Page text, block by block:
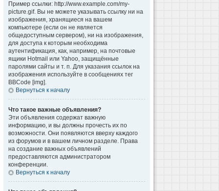
Пример ссылки: http://www.example.com/my-
picture.gif. Вы не можете указывать ссылку ни на
изображения, хранящиеся на вашем
компьютере (если он не является
общедоступным сервером), ни на изображения,
для доступа к которым необходима
аутентификация, как, например, на почтовые
ящики Hotmail или Yahoo, защищённые
паролями сайты и т. п. Для указания ссылок на
изображения используйте в сообщениях тег
BBCode [img].
Вернуться к началу
Что такое важные объявления?
Эти объявления содержат важную
информацию, и вы должны прочесть их по
возможности. Они появляются вверху каждого
из форумов и в вашем личном разделе. Права
на создание важных объявлений
предоставляются администратором
конференции.
Вернуться к началу